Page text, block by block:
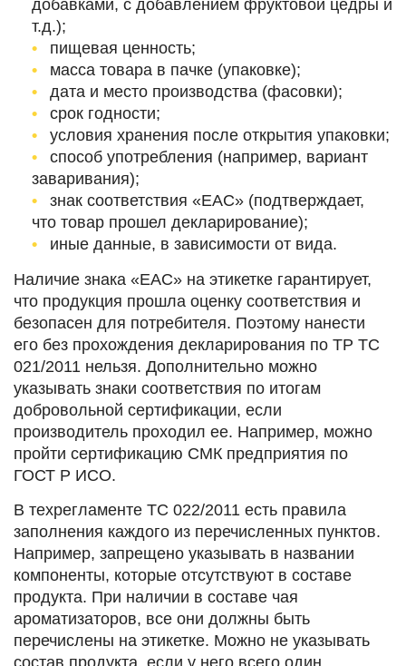
добавками, с добавлением фруктовой цедры и
т.д.);
пищевая ценность;
масса товара в пачке (упаковке);
дата и место производства (фасовки);
срок годности;
условия хранения после открытия упаковки;
способ употребления (например, вариант
заваривания);
знак соответствия «ЕАС» (подтверждает,
что товар прошел декларирование);
иные данные, в зависимости от вида.
Наличие знака «ЕАС» на этикетке гарантирует,
что продукция прошла оценку соответствия и
безопасен для потребителя. Поэтому нанести
его без прохождения декларирования по ТР ТС
021/2011 нельзя. Дополнительно можно
указывать знаки соответствия по итогам
добровольной сертификации, если
производитель проходил ее. Например, можно
пройти сертификацию СМК предприятия по
ГОСТ Р ИСО.
В техрегламенте ТС 022/2011 есть правила
заполнения каждого из перечисленных пунктов.
Например, запрещено указывать в названии
компоненты, которые отсутствуют в составе
продукта. При наличии в составе чая
ароматизаторов, все они должны быть
перечислены на этикетке. Можно не указывать
состав продукта, если у него всего один